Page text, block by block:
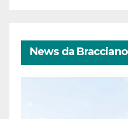
News da Bracciano